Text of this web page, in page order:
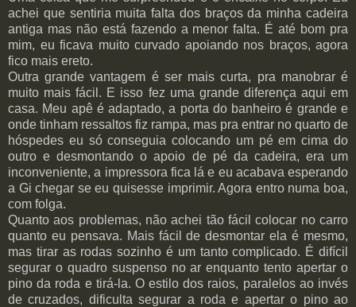
achei que sentiria muita falta dos braços da minha cadeira
antiga mas não está fazendo a menor falta. É até bom pra
mim, eu ficava muito curvado apoiando nos braços, agora
fico mais ereto.
Outra grande vantagem é ser mais curta, pra manobrar é
muito mais fácil. E isso fez uma grande diferença aqui em
casa. Meu apê é adaptado, a porta do banheiro é grande e
onde tinham ressaltos fiz rampa, mas pra entrar no quarto de
hóspedes eu só conseguia colocando um pé em cima do
outro e desmontando o apoio de pé da cadeira, era um
inconveniente, a impressora fica lá e eu acabava esperando
a Gi chegar se eu quisesse imprimir. Agora entro numa boa,
com folga.
Quanto aos problemas, não achei tão fácil colocar no carro
quanto eu pensava. Mais fácil de desmontar ela é mesmo,
mas tirar as rodas sozinho é um tanto complicado. É difícil
segurar o quadro suspenso no ar enquanto tento apertar o
pino da roda e tirá-la. O estilo dos raios, paralelos ao invés
de cruzados, dificulta segurar a roda e apertar o pino ao